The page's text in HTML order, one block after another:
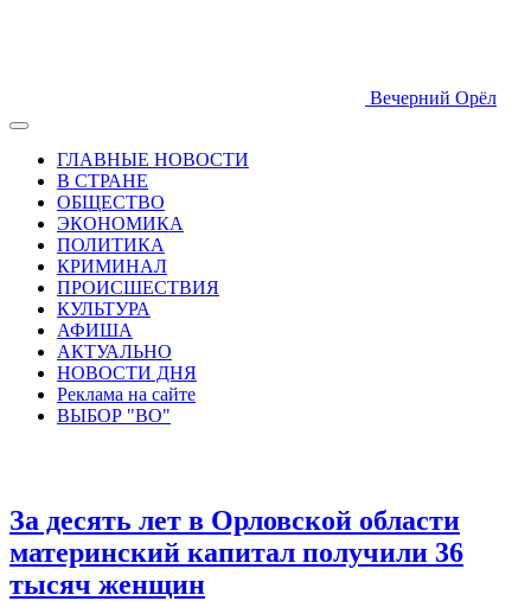
Вечерний Орёл
ГЛАВНЫЕ НОВОСТИ
В СТРАНЕ
ОБЩЕСТВО
ЭКОНОМИКА
ПОЛИТИКА
КРИМИНАЛ
ПРОИСШЕСТВИЯ
КУЛЬТУРА
АФИША
АКТУАЛЬНО
НОВОСТИ ДНЯ
Реклама на сайте
ВЫБОР "ВО"
За десять лет в Орловской области
материнский капитал получили 36
тысяч женщин